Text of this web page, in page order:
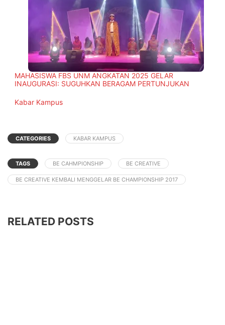
MAHASISWA FBS UNM ANGKATAN 2025 GELAR
INAUGURASI: SUGUHKAN BERAGAM PERTUNJUKAN
In relation to
Kabar Kampus
CATEGORIES KABAR KAMPUS
TAGS BE CAHMPIONSHIP BE CREATIVE
BE CREATIVE KEMBALI MENGGELAR BE CHAMPIONSHIP 2017
RELATED POSTS